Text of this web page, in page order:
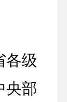
级
央部